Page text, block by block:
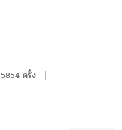
5854 ครั้ง